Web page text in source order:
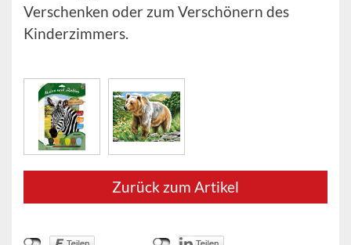
Verschenken oder zum Verschönern des
Kinderzimmers.
Zurück zum Artikel